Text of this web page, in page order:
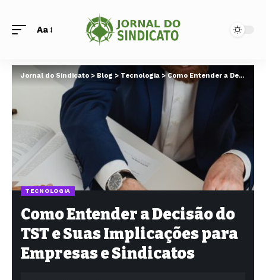
Aa
Jornal do Sindicato > Blog > Tecnologia >Como Entender a Decisão do TST e Suas Implicações para Empresas e Sindicatos
TECNOLOGIA
Como Entender a Decisão do
TST e Suas Implicações para
Empresas e Sindicatos